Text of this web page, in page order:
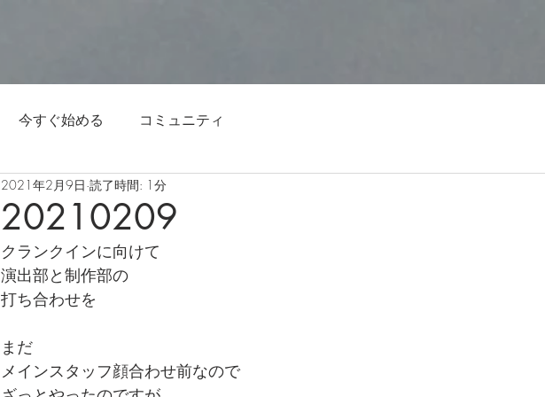
今すぐ始める コミュニティ
20210209
2021年2月9日 読了時間: 1分
クランクインに向けて
演出部と制作部の
打ち合わせを
まだ
メインスタッフ顔合わせ前なので